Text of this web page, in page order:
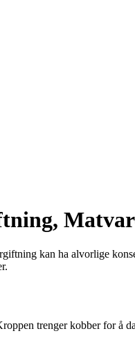
kan ha alvorlige
trenger kobber for å